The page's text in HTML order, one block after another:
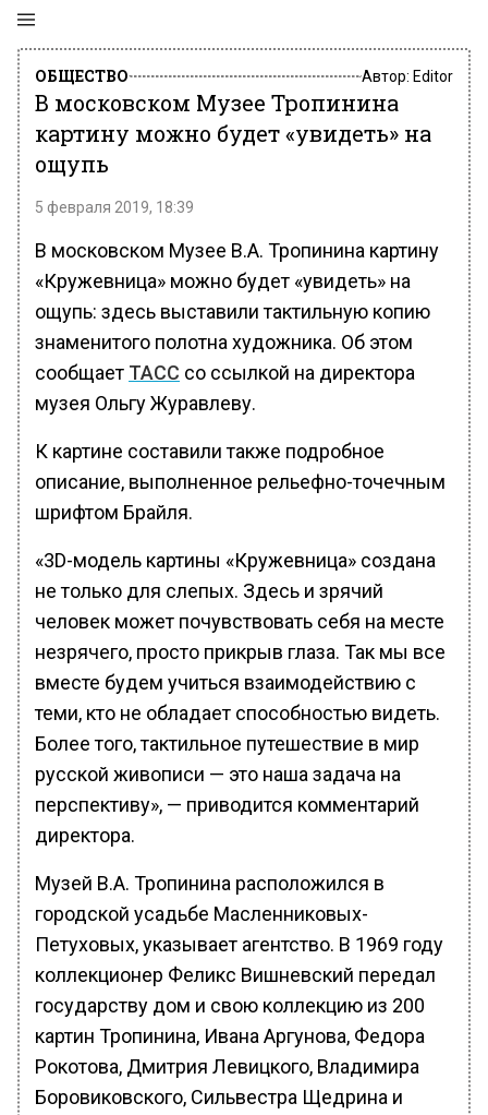
ОБЩЕСТВО Автор: Editor
В московском Музее Тропинина
картину можно будет «увидеть» на
ощупь
5 февраля 2019, 18:39
В московском Музее В.А. Тропинина картину
«Кружевница» можно будет «увидеть» на
ощупь: здесь выставили тактильную копию
знаменитого полотна художника. Об этом
сообщает ТАСС со ссылкой на директора
музея Ольгу Журавлеву.
К картине составили также подробное
описание, выполненное рельефно-точечным
шрифтом Брайля.
«3D-модель картины «Кружевница» создана
не только для слепых. Здесь и зрячий
человек может почувствовать себя на месте
незрячего, просто прикрыв глаза. Так мы все
вместе будем учиться взаимодействию с
теми, кто не обладает способностью видеть.
Более того, тактильное путешествие в мир
русской живописи — это наша задача на
перспективу», — приводится комментарий
директора.
Музей В.А. Тропинина расположился в
городской усадьбе Масленниковых-
Петуховых, указывает агентство. В 1969 году
коллекционер Феликс Вишневский передал
государству дом и свою коллекцию из 200
картин Тропинина, Ивана Аргунова, Федора
Рокотова, Дмитрия Левицкого, Владимира
Боровиковского, Сильвестра Щедрина и